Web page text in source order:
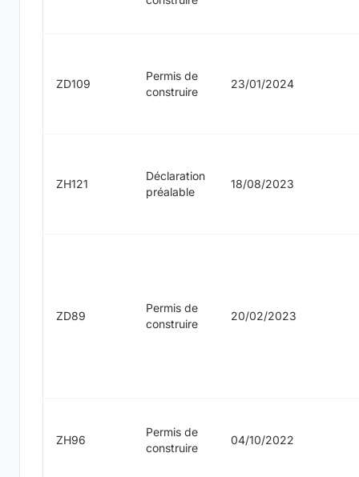
ZD109
Permis de
construire
23/01/2024
ZH121
Déclaration
préalable
18/08/2023
ZD89
Permis de
construire
20/02/2023
ZH96
Permis de
construire
04/10/2022